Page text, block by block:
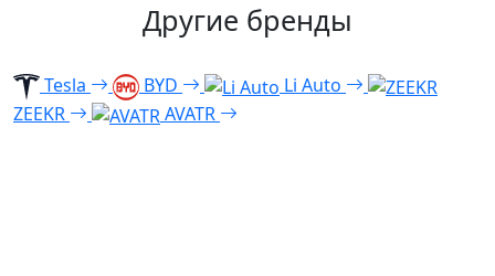
Другие бренды
Tesla BYD
Li Auto
ZEEKR
AVATR